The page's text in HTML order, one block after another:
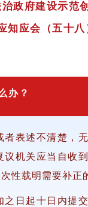
治政府建设示范
知应会（五十八
办？
者表述不清楚，
议机关应当自收
性载明需要补正
之日起十日内提